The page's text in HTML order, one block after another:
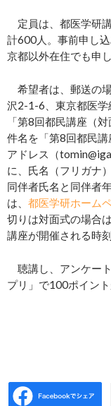
定員は、都医学研
計600人。事前申し
京都以外在住でも申し
希望者は、郵送の
沢2-1-6、東京都医学
「第8回都民講座（
件名を「第8回都民
アドレス（
に、氏名（フリガナ
同伴者氏名と同伴者
は、 都医学研ホーム
切りは対面式の場合
講座が開催される時刻
聴講し、アンケー
プリ」で100ポイント